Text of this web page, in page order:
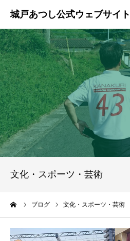
文化・スポーツ・芸術
ブログ 文化・スポーツ・芸術
ホーム
ご挨拶
プロフィール
政策
ブログ